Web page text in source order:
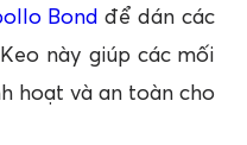
Bond để dán các
này giúp các mối
hoạt và an toàn cho